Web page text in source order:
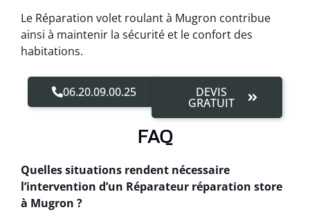
Le Réparation volet roulant à Mugron contribue
ainsi à maintenir la sécurité et le confort des
habitations.
06.20.09.00.25 DEVIS
GRATUIT
FAQ
Quelles situations rendent nécessaire
l’intervention d’un Réparateur réparation store
à Mugron ?